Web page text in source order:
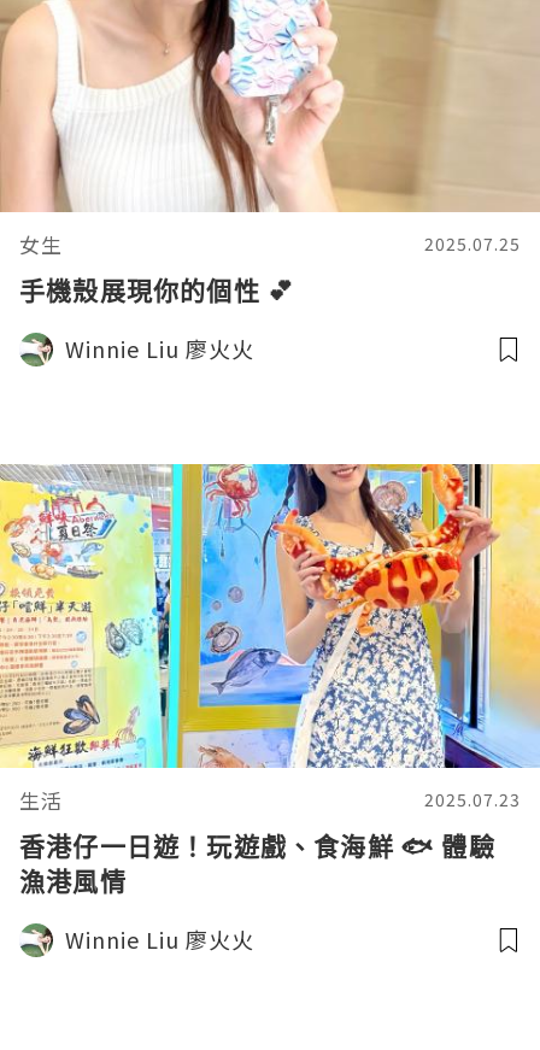
女生 2025.07.25
手機殼展現你的個性 💕
Winnie Liu 廖火火
生活 2025.07.23
香港仔一日遊！玩遊戲、食海鮮 🐟 體驗
漁港風情
Winnie Liu 廖火火